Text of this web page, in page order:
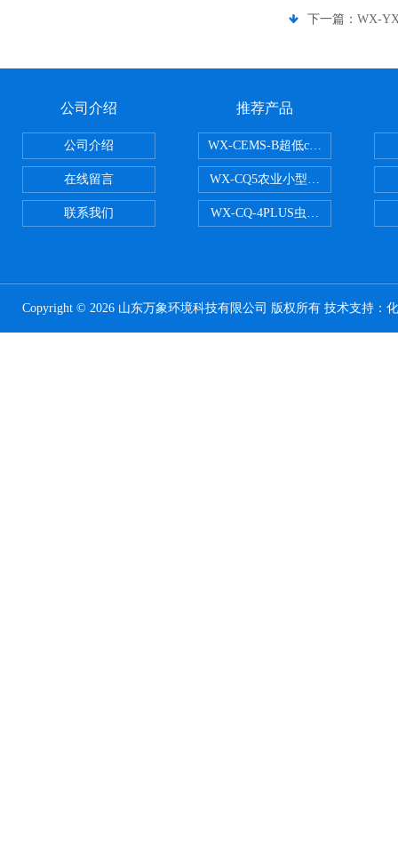
下一篇： WX-
公司介绍
公司介绍
在线留言
联系我们
推荐产品
WX-CEMS-B超低cems烟气监测系
WX-CQ5农业小型气象站
WX-CQ-4PLUS虫情测报灯
Copyright © 2026 山东万象环境科技有限公司 版权所有 技术支持：